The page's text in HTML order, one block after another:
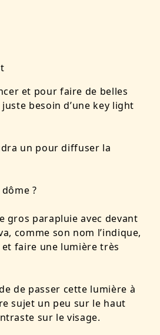
et pour faire de belles
besoin d’une key light
un pour diffuser la
?
gros parapluie avec devant
comme son nom l’indique,
faire une lumière très
de passer cette lumière à
sujet un peu sur le haut
sur le visage.